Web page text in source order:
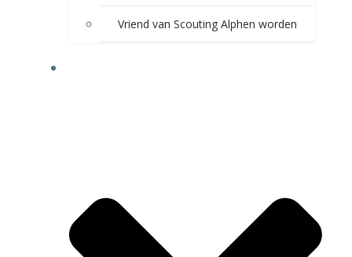
Vriend van Scouting Alphen worden